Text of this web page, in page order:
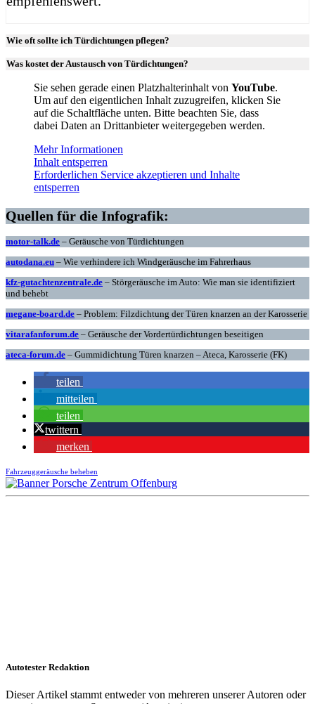
Wie oft sollte ich Türdichtungen pflegen?
Was kostet der Austausch von Türdichtungen?
Sie sehen gerade einen Platzhalterinhalt von YouTube.
Um auf den eigentlichen Inhalt zuzugreifen, klicken Sie
auf die Schaltfläche unten. Bitte beachten Sie, dass
dabei Daten an Drittanbieter weitergegeben werden.
Mehr Informationen
Inhalt entsperren
Erforderlichen Service akzeptieren und Inhalte
entsperren
Quellen für die Infografik:
motor-talk.de – Geräusche von Türdichtungen
autodana.eu – Wie verhindere ich Windgeräusche im Fahrerhaus
kfz-gutachtenzentrale.de – Störgeräusche im Auto: Wie man sie identifiziert
und behebt
megane-board.de – Problem: Filzdichtung der Türen knarzen an der Karosserie
vitarafanforum.de – Geräusche der Vordertürdichtungen beseitigen
ateca-forum.de – Gummidichtung Türen knarzen – Ateca, Karosserie (FK)
teilen
mitteilen
teilen
twittern
merken
Fahrzeuggeräusche beheben
Autotester Redaktion
Dieser Artikel stammt entweder von mehreren unserer Autoren oder